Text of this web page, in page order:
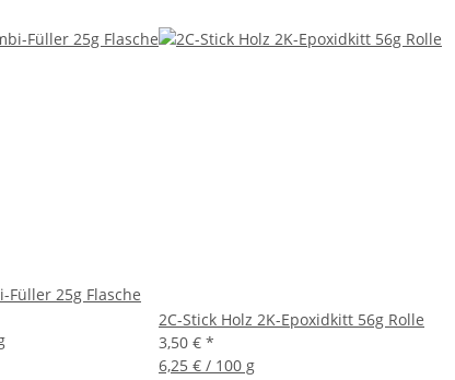
Füller 25g Flasche
2C-Stick Holz 2K-Epoxidkitt 56g Rolle
3,50 € *
6,25 € / 100 g